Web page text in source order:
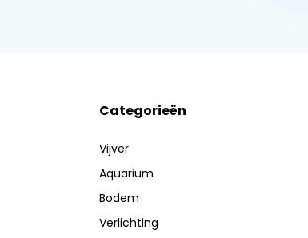
Categorieën
Vijver
Aquarium
Bodem
Verlichting